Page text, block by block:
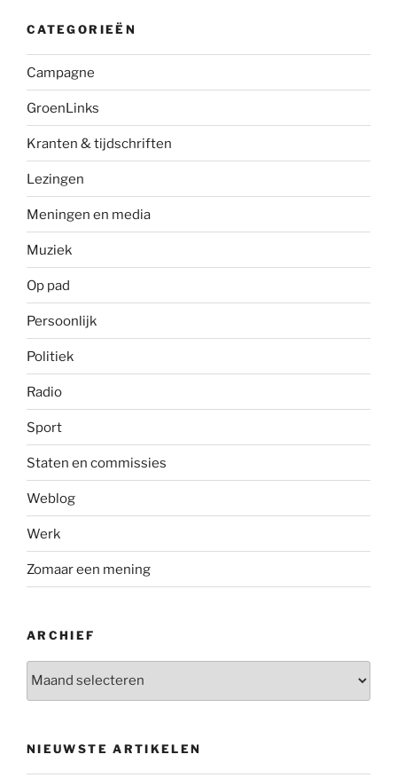
CATEGORIEËN
Campagne
GroenLinks
Kranten & tijdschriften
Lezingen
Meningen en media
Muziek
Op pad
Persoonlijk
Politiek
Radio
Sport
Staten en commissies
Weblog
Werk
Zomaar een mening
ARCHIEF
NIEUWSTE ARTIKELEN